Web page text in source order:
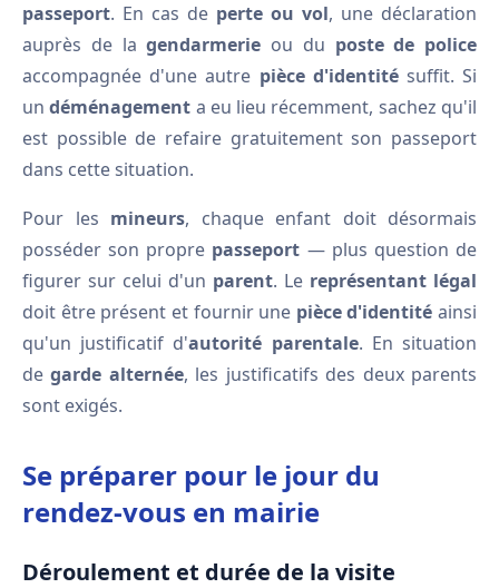
passeport. En cas de perte ou vol, une déclaration
auprès de lagendarmerie ou du poste de police
accompagnée d'une autre pièce d'identitésuffit. Si
undéménagement a eu lieu récemment, sachez qu'il
est possible de refaire gratuitement son passeport
dans cette situation.
Pour les mineurs, chaque enfant doit désormais
posséder son propre passeport — plus question de
figurer sur celui d'un parent. Le représentant légal
doit être présent et fournir une pièce d'identité ainsi
qu'un justificatif d'autorité parentale. En situation
degarde alternée, les justificatifs des deux parents
sont exigés.
Se préparer pour le jour du
rendez-vous en mairie
Déroulement et durée de la visite